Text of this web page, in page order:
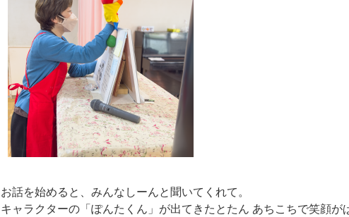
お話を始めると、みんなしーんと聞いてくれて。
キャラクターの「ぽんたくん」が出てきたとたん あちこちで笑顔が